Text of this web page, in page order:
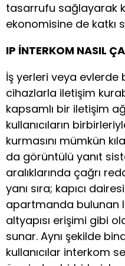
tasarrufu sağlayarak
ekonomisine de katkı
IP İNTERKOM NASIL
İş yerleri veya evlerde
cihazlarla iletişim
kapsamlı bir iletişim
kullanıcıların
kurmasını mümkün
da görüntülü yanıt
aralıklarında çağrı
yanı sıra; kapıcı
apartmanda bulunan
altyapısı erişimi gibi
sunar. Aynı şekilde
kullanıcılar interkom